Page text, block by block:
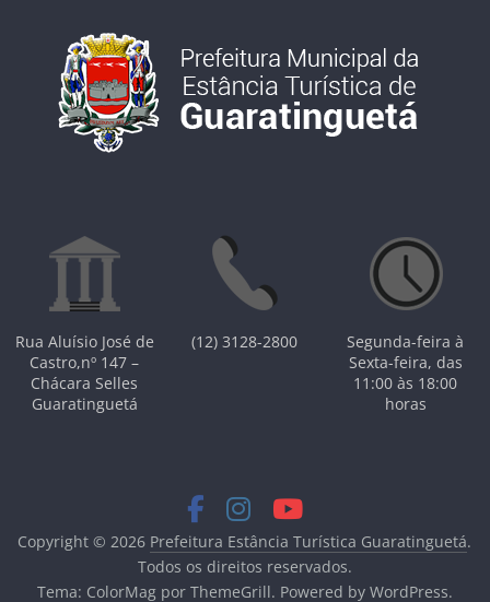
Rua Aluísio José de
Castro,nº 147 –
Chácara Selles
Guaratinguetá
(12) 3128-2800
Segunda-feira à
Sexta-feira, das
11:00 às 18:00
horas
Copyright © 2026 Prefeitura Estância Turística Guaratinguetá.
Todos os direitos reservados.
Tema: ColorMagpor ThemeGrill. Powered by WordPress.